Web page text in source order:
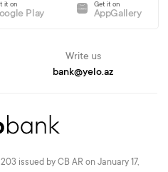
it on
Play
Get it on
AppGallery
Write us
bank@yelo.az
issued by CB AR on January 17,